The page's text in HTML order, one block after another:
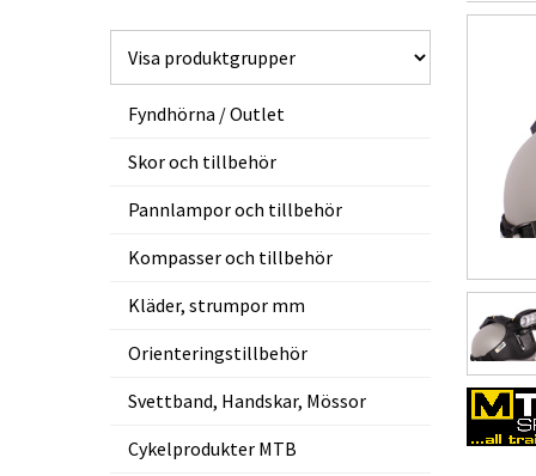
Fyndhörna / Outlet
Skor och tillbehör
Pannlampor och tillbehör
Kompasser och tillbehör
Kläder, strumpor mm
Orienteringstillbehör
Svettband, Handskar, Mössor
Cykelprodukter MTB